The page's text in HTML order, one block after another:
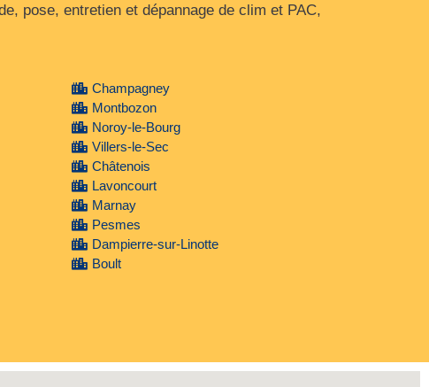
pose, entretien et dépannage de clim et PAC,
Champagney
Montbozon
Noroy-le-Bourg
Villers-le-Sec
Châtenois
Lavoncourt
Marnay
Pesmes
Dampierre-sur-Linotte
Boult